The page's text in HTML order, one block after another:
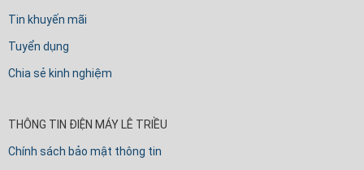
Tin khuyến mãi
Tuyển dụng
Chia sẻ kinh nghiệm
THÔNG TIN ĐIỆN MÁY LÊ TRIỀU
Chính sách bảo mật thông tin